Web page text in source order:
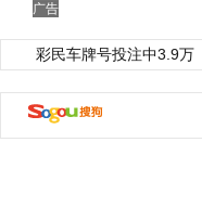
广告
彩民车牌号投注中3.9万